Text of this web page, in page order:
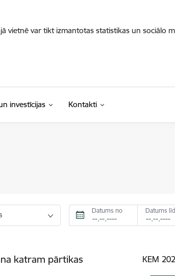
vietnē var tikt izmantotas statistikas un sociālo
investīcijas Kontakti
Datums no Datums
katram pārtikas
KEM